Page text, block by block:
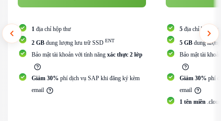
1 địa chỉ hộp thư
2 GB dung lượng lưu trữ SSD ENT
Bảo mật tài khoản với tính năng xác thực 2 lớp
Giảm 30% phí dịch vụ SAP khi đăng ký kèm
email
5 địa chỉ hộp thư
5 GB dung
Bảo mật tài
Giảm 30% phí
email
1 tên miền .cloud